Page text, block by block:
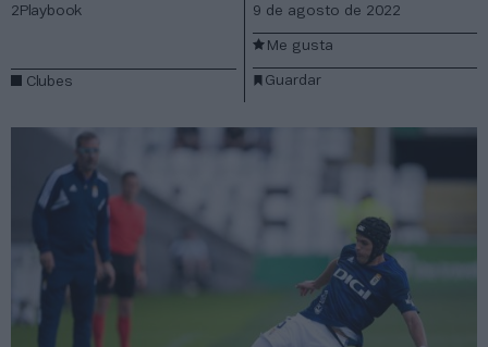
2Playbook
Clubes
9 de agosto de 2022
Guardar
Me gusta